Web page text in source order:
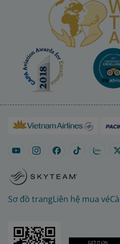
Sơ đồ trangLiên hệ mua vé